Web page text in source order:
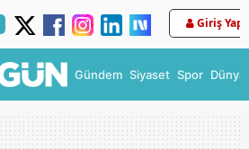
Giriş Yap
Gündem Siyaset Spor Dünya